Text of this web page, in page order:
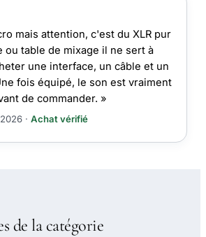
mais attention, c'est du XLR pur
ou table de mixage il ne sert à
une interface, un câble et un
fois équipé, le son est vraiment
de commander. »
· Achat vérifié
de la catégorie